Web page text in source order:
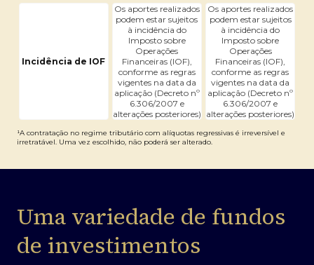
Incidência de IOF
Os aportes realizados
podem estar sujeitos
à incidência do
Imposto sobre
Operações
Financeiras (IOF),
conforme as regras
vigentes na data da
aplicação (Decreto nº
6.306/2007 e
alterações posteriores)
Os aportes realizados
podem estar sujeitos
à incidência do
Imposto sobre
Operações
Financeiras (IOF),
conforme as regras
vigentes na data da
aplicação (Decreto nº
6.306/2007 e
alterações posteriores)
¹A contratação no regime tributário com alíquotas regressivas é irreversível e
irretratável. Uma vez escolhido, não poderá ser alterado.
Uma variedade de fundos
de investimentos